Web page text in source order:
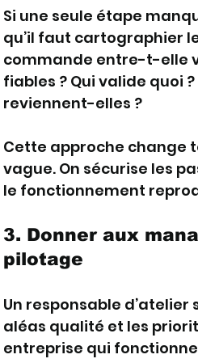
Si une seule étape
qu’il faut cartographier
commande entre-t-elle
fiables ? Qui valide quoi
reviennent-elles ?
Cette approche change
vague. On sécurise les
le fonctionnement
3. Donner aux
pilotage
Un responsable
aléas qualité et les
entreprise qui